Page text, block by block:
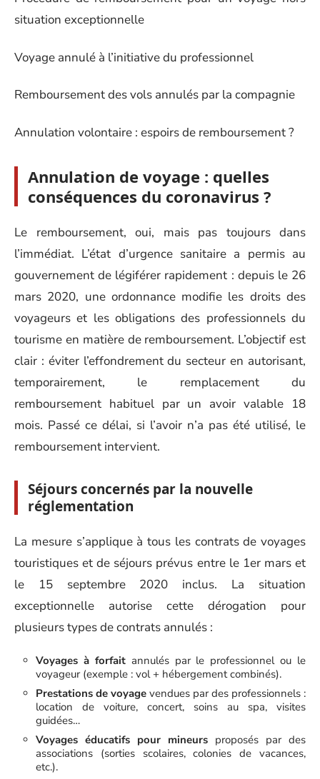
situation exceptionnelle
Voyage annulé à l’initiative du professionnel
Remboursement des vols annulés par la compagnie
Annulation volontaire : espoirs de remboursement ?
Annulation de voyage : quelles
conséquences du coronavirus ?
Le remboursement, oui, mais pas toujours dans
l’immédiat. L’état d’urgence sanitaire a permis au
gouvernement de légiférer rapidement : depuis le 26
mars 2020, une ordonnance modifie les droits des
voyageurs et les obligations des professionnels du
tourisme en matière de remboursement. L’objectif est
clair : éviter l’effondrement du secteur en autorisant,
temporairement, le remplacement du
remboursement habituel par un avoir valable 18
mois. Passé ce délai, si l’avoir n’a pas été utilisé, le
remboursement intervient.
Séjours concernés par la nouvelle
réglementation
La mesure s’applique à tous les contrats de voyages
touristiques et de séjours prévus entre le 1er mars et
le 15 septembre 2020 inclus. La situation
exceptionnelle autorise cette dérogation pour
plusieurs types de contrats annulés :
Voyages à forfaitannulés par le professionnel ou le
voyageur (exemple : vol + hébergement combinés).
Prestations de voyage vendues par des professionnels :
location de voiture, concert, soins au spa, visites
guidées…
Voyages éducatifs pour mineurs proposés par des
associations (sorties scolaires, colonies de vacances,
etc.).